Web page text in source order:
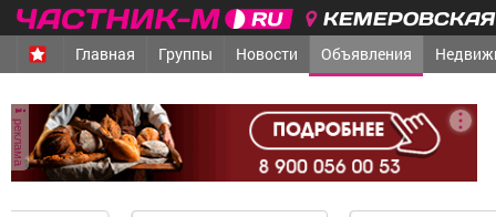
КЕМЕРОВСКАЯ
Главная Группы Новости Объявления
реклама